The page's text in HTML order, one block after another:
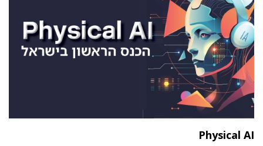
Physical AI